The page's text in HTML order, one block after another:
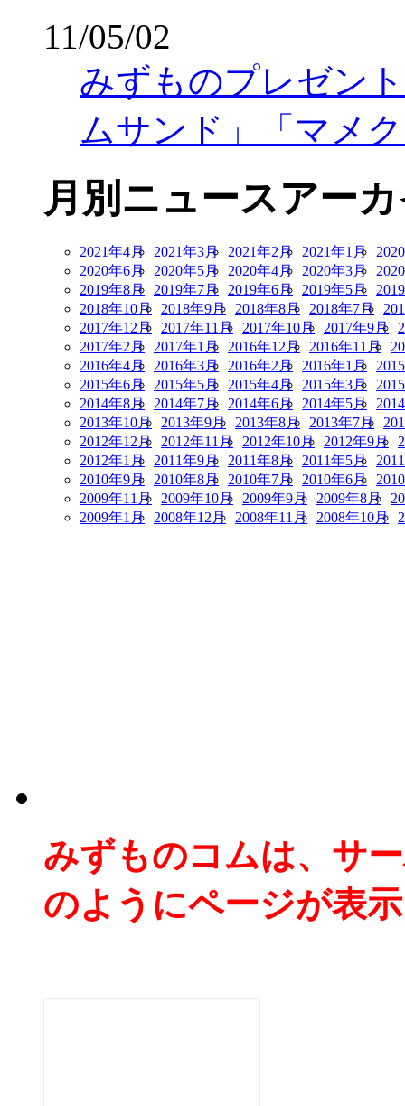
11/05/02
みずものプレゼン
ムサンド」「マメ
月別ニュースアー
2021年4月 2021年3月 2021年2月 2021年1月
2020年6月
2020年5月 2020年4月 2020年3月
2019年8月
2019年7月 2019年6月 2019年5月
2018年10月
2018年9月 2018年8月 2018年7月
2017年12月
2017年11月 2017年10月 2017年9月
2017年2月
2017年1月 2016年12月 2016年11月
2016年4月
2016年3月 2016年2月 2016年1月
2015年6月
2015年5月 2015年4月 2015年3月
2014年8月
2014年7月 2014年6月 2014年5月
2013年10月
2013年9月 2013年8月 2013年7月
2012年12月
2012年11月 2012年10月 2012年9月
2012年1月
2011年9月 2011年8月 2011年5月
2010年9月
2010年8月 2010年7月 2010年6月
2009年11月
2009年10月 2009年9月 2009年8月
2009年1月
2008年12月 2008年11月 2008年10月
みずものコムは、サ
のようにページが表